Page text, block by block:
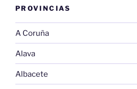
PROVINCIAS
A Coruña
Alava
Albacete